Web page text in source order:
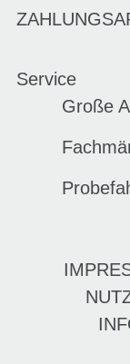
Service
Große